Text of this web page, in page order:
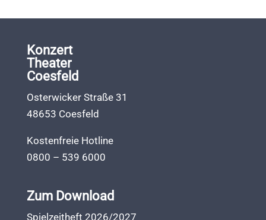
Konzert
Theater
Coesfeld
Osterwicker Straße 31
48653 Coesfeld
Kostenfreie Hotline
0800 – 539 6000
Zum Download
Spielzeitheft 2026/2027